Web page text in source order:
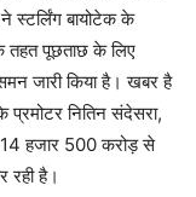
स्टर्लिंग बायोटेक के
तहत पूछताछ के लिए
जारी किया है। खबर है
नितिन संदेसरा,
14 हजार 500 करोड़ से
रही है।